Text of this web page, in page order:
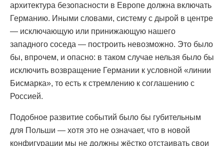
архитектура безопасности в Европе должна включать
Германию. Иными словами, систему с дырой в центре
— исключающую или принижающую нашего
западного соседа — построить невозможно. Это было
бы, впрочем, и опасно: в таком случае нельзя было бы
исключить возвращение Германии к условной «линии
Бисмарка», то есть к стремлению к соглашению с
Россией.
Подобное развитие событий было бы губительным
для Польши — хотя это не означает, что в новой
конфигурации мы не должны жёстко отстаивать свои